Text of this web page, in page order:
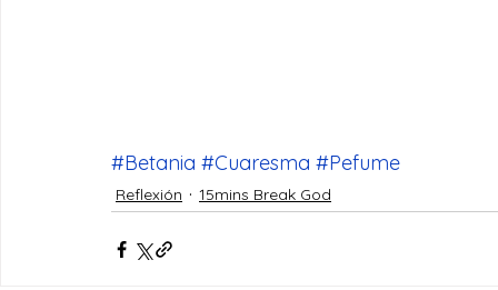
#Betania #Cuaresma #Pefume
Reflexión 15mins Break God